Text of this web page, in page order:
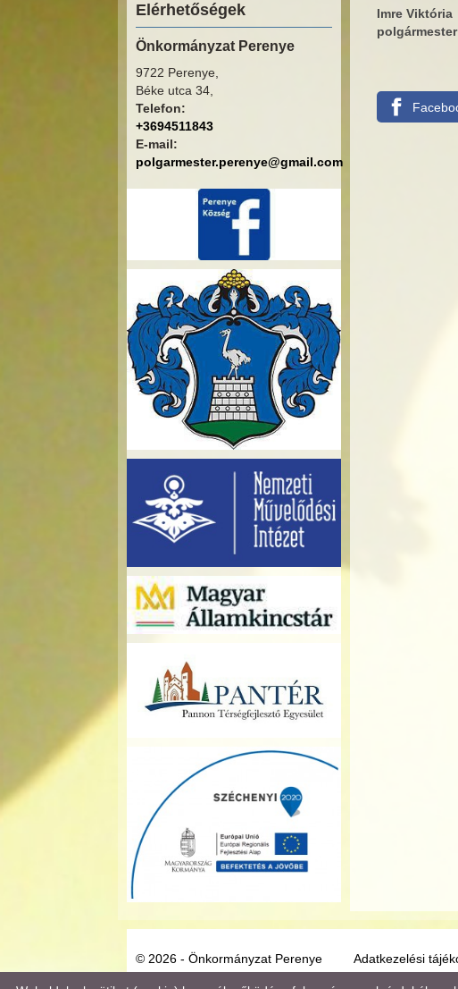
Elérhetőségek
Önkormányzat Perenye
9722 Perenye,
Béke utca 34,
Telefon:
+3694511843
E-mail:
polgarmester.perenye@gmail.com
Imre Viktória
polgármester
© 2026 - Önkormányzat Perenye Adatkezelési